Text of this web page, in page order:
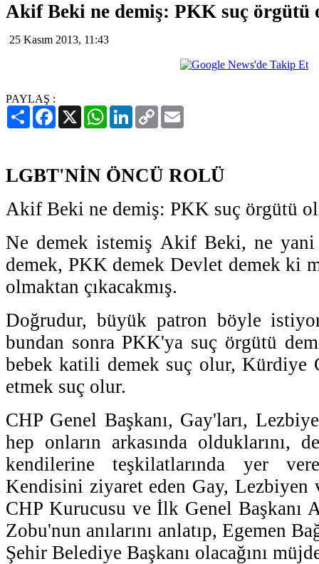
Akif Beki ne demiş: PKK suç örgütü
25 Kasım 2013, 11:43
PAYLAŞ :
PaylaşFacebook
X WhatsAppLinkedIn
Copy
Link
LGBT'NİN ÖNCÜ ROLÜ
Akif Beki ne demiş: PKK suç örgütü
Ne demek istemiş Akif Beki, ne
demek, PKK demek Devlet demek ki
olmaktan çıkacakmış.
Doğrudur, büyük patron böyle
bundan sonra PKK'ya suç örgütü
bebek katili demek suç olur, Kürdiye
etmek suç olur.
CHP Genel Başkanı, Gay'ları,
hep onların arkasında olduklarını,
kendilerine teşkilatlarında yer
Kendisini ziyaret eden Gay, Lezbiyen
CHP Kurucusu ve İlk Genel Başkanı
Zobu'nun anılarını anlatıp, Egemen
Şehir Belediye Başkanı olacağını